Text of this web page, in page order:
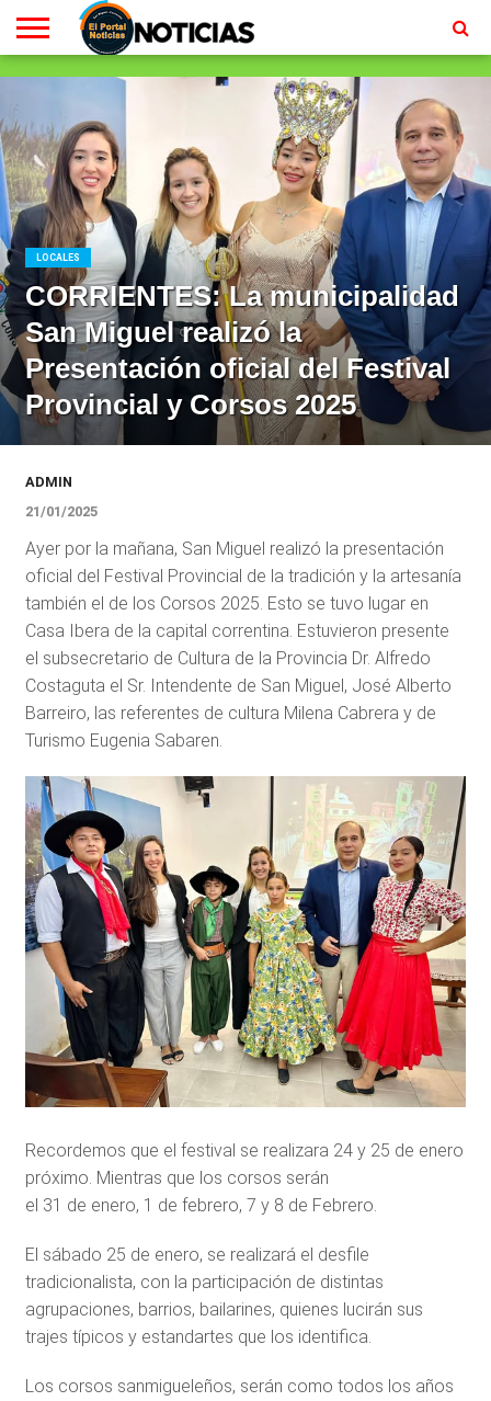
LOCALES
VIVO
LOCALES
CORRIENTES: La municipalidad
San Miguel realizó la
Presentación oficial del Festival
Provincial y Corsos 2025
ADMIN
21/01/2025
Ayer por la mañana, San Miguel realizó la presentación
oficial del Festival Provincial de la tradición y la artesanía
también el de los Corsos 2025. Esto se tuvo lugar en
Casa Ibera de la capital correntina. Estuvieron presente
el subsecretario de Cultura de la Provincia Dr. Alfredo
Costaguta el Sr. Intendente de San Miguel, José Alberto
Barreiro, las referentes de cultura Milena Cabrera y de
Turismo Eugenia Sabaren.
Recordemos que el festival se realizara 24 y 25 de enero
próximo. Mientras que los corsos serán
el 31 de enero, 1 de febrero, 7 y 8 de Febrero.
El sábado 25 de enero, se realizará el desfile
tradicionalista, con la participación de distintas
agrupaciones, barrios, bailarines, quienes lucirán sus
trajes típicos y estandartes que los identifica.
Los corsos sanmigueleños, serán como todos los años